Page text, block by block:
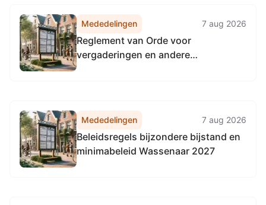
Mededelingen 7 aug 2026
Reglement van Orde voor
vergaderingen en andere
spreektijdenregeling
Mededelingen 7 aug 2026
Beleidsregels bijzondere bijstand en
minimabeleid Wassenaar 2027